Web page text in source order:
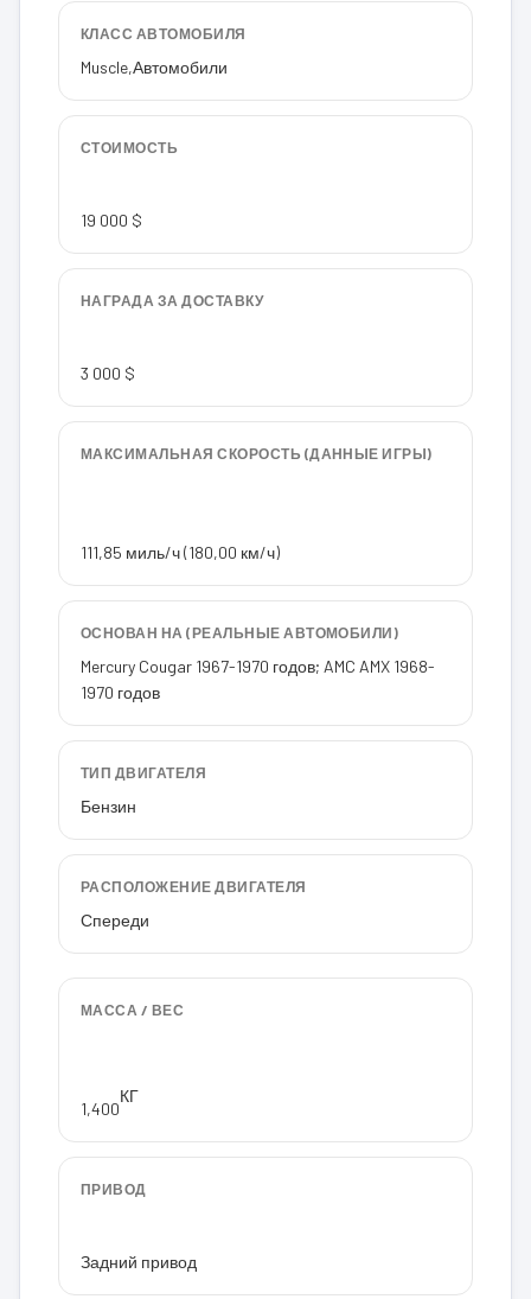
КЛАСС АВТОМОБИЛЯ
Muscle,Автомобили
СТОИМОСТЬ
19 000 $
НАГРАДА ЗА ДОСТАВКУ
3 000 $
МАКСИМАЛЬНАЯ СКОРОСТЬ (ДАННЫЕ ИГРЫ)
111,85 миль/ч (180,00 км/ч)
ОСНОВАН НА (РЕАЛЬНЫЕ АВТОМОБИЛИ)
Mercury Cougar 1967-1970 годов; AMC AMX 1968-
1970 годов
ТИП ДВИГАТЕЛЯ
Бензин
РАСПОЛОЖЕНИЕ ДВИГАТЕЛЯ
Спереди
МАССА / ВЕС
1,400
КГ
ПРИВОД
Задний привод